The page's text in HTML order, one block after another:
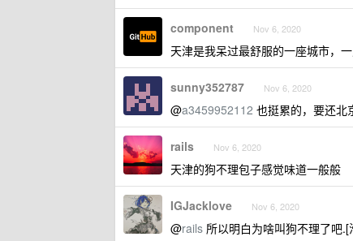
component Nov 6, 2020
天津是我呆过最舒服的一座城市，
sunny352787 Nov 6, 2020
@a3459952112 也挺累的，要还北
rails Nov 6, 2020
天津的狗不理包子感觉味道一般般
IGJacklove Nov 6, 2020
@rails 所以明白为啥叫狗不理了吧.[